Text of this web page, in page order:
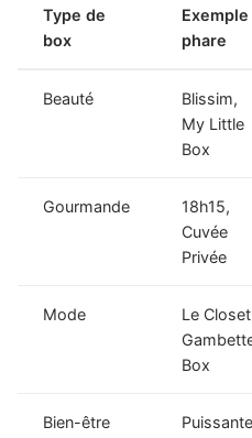
Type de
box
Exemple
phare
Beauté
Blissim,
My Little
Box
Gourmande
18h15,
Cuvée
Privée
Mode
Le
Box
Bien-être